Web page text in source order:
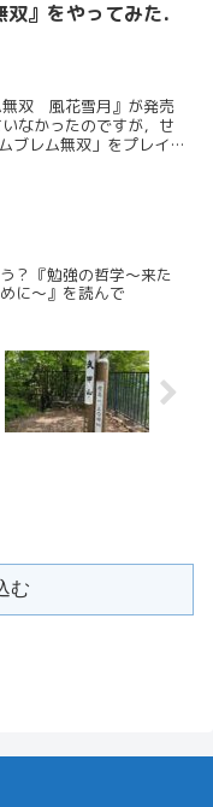
』をやってみた．￼
無双 風花雪月』が発売
なかったのですが，せ
ブレム無双」をプレイし
？『勉強の哲学～来た
に～』を読んで
む